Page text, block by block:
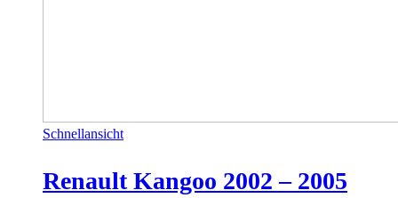
Schnellansicht
Renault Kangoo 2002 – 2005